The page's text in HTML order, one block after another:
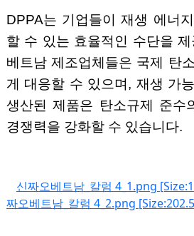
DPPA는 기업들이 재생 에너
할 수 있는 효율적인 수단을
베트남 제조업체들은 국제 탄
게 대응할 수 있으며, 재생 가
생산된 제품은 탄소규제 준수
경쟁력을 강화할 수 있습니다.
신짜오베트남_칼럼 4_1.png
짜오베트남_칼럼 4_2.png